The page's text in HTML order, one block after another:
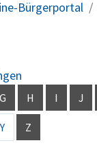
Bürgerportal
G H I J
Y Z